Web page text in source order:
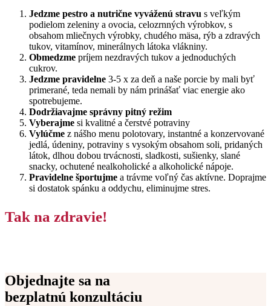
Jedzme pestro a nutrične vyváženú stravu s veľkým
podielom zeleniny a ovocia, celozrnných výrobkov, s
obsahom mliečnych výrobky, chudého mäsa, rýb a zdravých
tukov, vitamínov, minerálnych látoka vlákniny.
Obmedzme príjem nezdravých tukov a jednoduchých
cukrov.
Jedzme pravidelne 3-5 x za deň a naše porcie by mali byť
primerané, teda nemali by nám prinášať viac energie ako
spotrebujeme.
Dodržiavajme správny pitný režim
Vyberajme si kvalitné a čerstvé potraviny
Vylúčme z nášho menu polotovary, instantné a konzervované
jedlá, údeniny, potraviny s vysokým obsahom soli, pridaných
látok, dlhou dobou trvácnosti, sladkosti, sušienky, slané
snacky, ochutené nealkoholické a alkoholické nápoje.
Pravidelne športujme a trávme voľný čas aktívne. Doprajme
si dostatok spánku a oddychu, eliminujme stres.
Tak na zdravie!
Objednajte sa na
bezplatnú konzultáciu